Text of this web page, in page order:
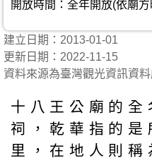
開放時間：全年開放(依廟
建立日期：2013-01-01
更新日期：2022-11-15
資料來源為臺灣觀光資訊資
十八王公廟的全
祠，乾華指的是
里，在地人則稱